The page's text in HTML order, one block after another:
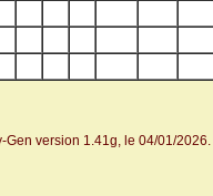
version 1.41g, le 04/01/2026.